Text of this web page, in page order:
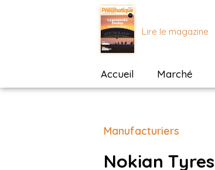
Lire le magazine
Accueil Marché
Manufacturiers
Nokian